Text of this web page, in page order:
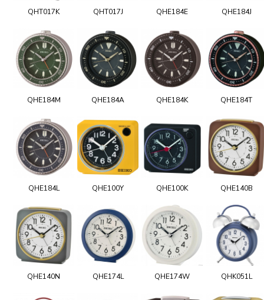
QHT017K QHT017J QHE184E QHE184J
QHE184M QHE184A QHE184K QHE184T
QHE184L QHE100Y QHE100K QHE140B
QHE140N QHE174L QHE174W QHK051L